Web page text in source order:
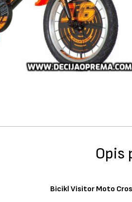
Opis
Bicikl Visitor Moto